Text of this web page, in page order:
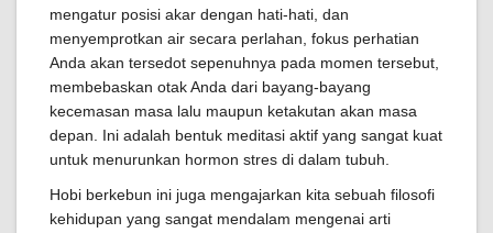
mengatur posisi akar dengan hati-hati, dan
menyemprotkan air secara perlahan, fokus perhatian
Anda akan tersedot sepenuhnya pada momen tersebut,
membebaskan otak Anda dari bayang-bayang
kecemasan masa lalu maupun ketakutan akan masa
depan. Ini adalah bentuk meditasi aktif yang sangat kuat
untuk menurunkan hormon stres di dalam tubuh.
Hobi berkebun ini juga mengajarkan kita sebuah filosofi
kehidupan yang sangat mendalam mengenai arti